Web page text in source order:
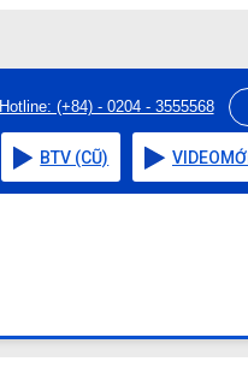
Hotline: (+84) - 0204 - 3555568
BTV (CŨ) VIDEOMỚI